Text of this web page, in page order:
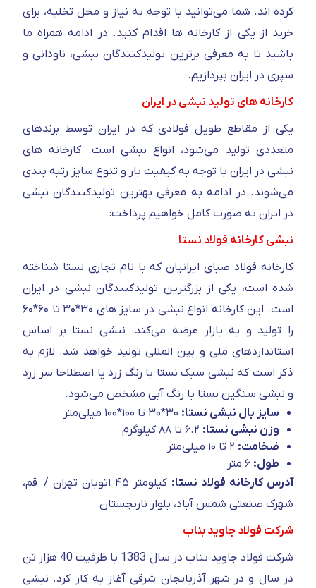
کرده اند. شما می‌توانید با توجه به نیاز و محل تخلیه، برای
خرید از یکی از کارخانه ها اقدام کنید. در ادامه همراه ما
باشید تا به معرفی برترین تولیدکنندگان نبشی، ناودانی و
سپری در ایران بپردازیم.
کارخانه های تولید نبشی در ایران
یکی از مقاطع طویل فولادی که در ایران توسط برندهای
متعددی تولید می‌شود، انواع نبشی است. کارخانه های
نبشی در ایران با توجه به کیفیت بار و تنوع سایز رتبه بندی
می‌شوند. در ادامه به معرفی بهترین تولیدکنندگان نبشی
در ایران به صورت کامل خواهیم پرداخت:
نبشی کارخانه فولاد نستا
کارخانه فولاد صبای ایرانیان که با نام تجاری نستا شناخته
شده است، یکی از بزرگترین تولیدکنندگان نبشی در ایران
است. این کارخانه انواع نبشی در سایز های ۳۰*۳۰ تا ۶۰*۶۰
را تولید و به بازار عرضه می‌کند. نبشی نستا بر اساس
استانداردهای ملی و بین المللی تولید خواهد شد. لازم به
ذکر است که نبشی سبک نستا با رنگ زرد یا اصطلاحا سر زرد
و نبشی سنگین نستا با رنگ آبی مشخص می‌شود.
سایز بال نبشی نستا:
وزن نبشی نستا:
ضخامت:
طول:
آدرس کارخانه فولاد نستا:
کیلومتر ۴۵ اتوبان تهران / قم،
شهرک صنعتی شمس آباد، بلوار نارنجستان
شرکت فولاد جاوید بناب
شرکت فولاد جاوید بناب در سال 1383 با ظرفیت 40 هزار تن
در سال و در شهر آذربایجان شرقی آغاز به کار کرد. نبشی